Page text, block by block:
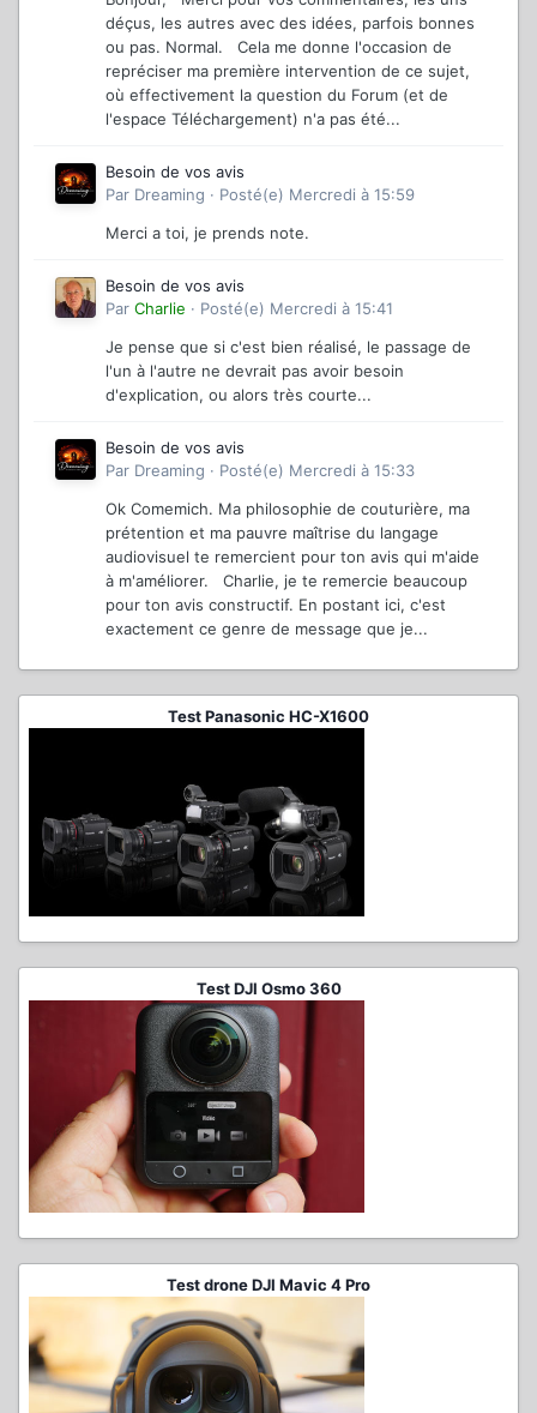
déçus, les autres avec des idées, parfois bonnes
ou pas. Normal. Cela me donne l'occasion de
repréciser ma première intervention de ce sujet,
où effectivement la question du Forum (et de
l'espace Téléchargement) n'a pas été...
Besoin de vos avis
Par Dreaming · Posté(e) Mercredi à 15:59
Merci a toi, je prends note.
Besoin de vos avis
Par Charlie · Posté(e) Mercredi à 15:41
Je pense que si c'est bien réalisé, le passage de
l'un à l'autre ne devrait pas avoir besoin
d'explication, ou alors très courte...
Besoin de vos avis
Par Dreaming · Posté(e) Mercredi à 15:33
Ok Comemich. Ma philosophie de couturière, ma
prétention et ma pauvre maîtrise du langage
audiovisuel te remercient pour ton avis qui m'aide
à m'améliorer. Charlie, je te remercie beaucoup
pour ton avis constructif. En postant ici, c'est
exactement ce genre de message que je...
Test Panasonic HC-X1600
Test DJI Osmo 360
Test drone DJI Mavic 4 Pro